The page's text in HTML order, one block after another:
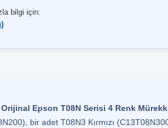
bilgi için:
Orijinal Epson T08N Serisi 4 Renk
bir adet T08N3 Kırmızı